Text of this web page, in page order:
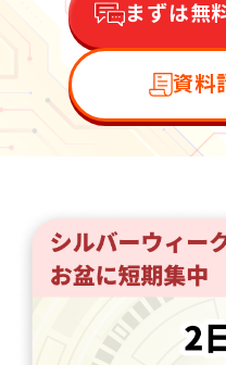
まずは無
資料